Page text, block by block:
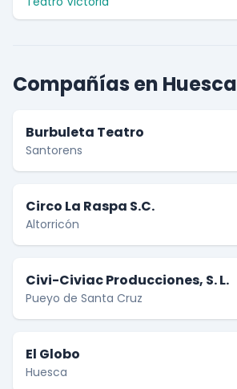
Compañías en Huesca
Burbuleta Teatro
Santorens
Circo La Raspa S.C.
Altorricón
Civi-Civiac Producciones, S. L.
Pueyo de Santa Cruz
El Globo
Huesca